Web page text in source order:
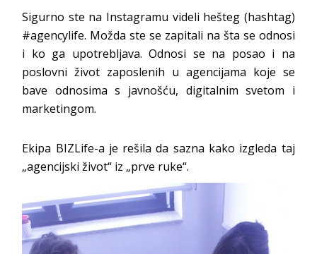
Sigurno ste na Instagramu videli hešteg (hashtag)
#agencylife. Možda ste se zapitali na šta se odnosi
i ko ga upotrebljava. Odnosi se na posao i na
poslovni život zaposlenih u agencijama koje se
bave odnosima s javnošću, digitalnim svetom i
marketingom.
Ekipa BIZLife-a je rešila da sazna kako izgleda taj
„agencijski život“ iz „prve ruke“.